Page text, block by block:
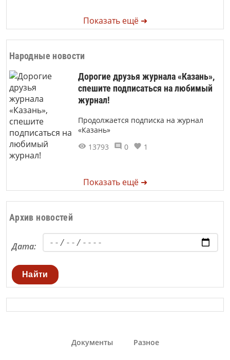
Показать ещё ➜
Народные новости
Дорогие друзья журнала «Казань»,
спешите подписаться на любимый
журнал!
Продолжается подписка на журнал
«Казань»
13793
0 1
Показать ещё ➜
Архив новостей
Дата:
Найти
Документы Разное